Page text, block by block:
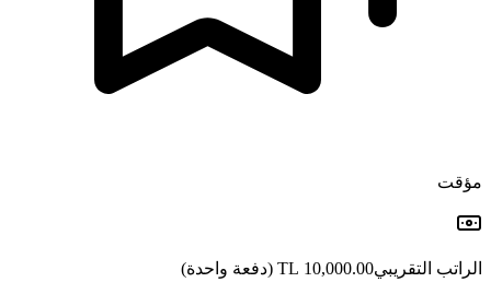
مؤقت
الراتب التقريبي10,000.00 TL (دفعة واحدة)